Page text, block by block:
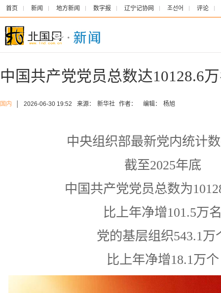
首页 新闻 地方新闻 数字报 辽宁记协网 조선어 评论
中国共产党党员总数达10128.6
国内 2026-06-30 19:52 来源： 新华社 作者： 编辑： 杨旭
中央组织部最新党内统计
截至2025年底
中国共产党党员总数为
比上年净增101.5万
党的基层组织543.1万
比上年净增18.1万个